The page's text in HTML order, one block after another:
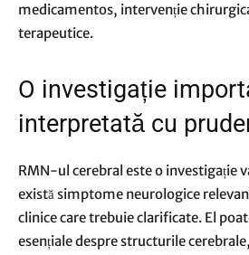
medicamentos, intervenție
terapeutice.
O investigație
interpretată cu
RMN-ul cerebral este o investigație
există simptome neurologice
clinice care trebuie clarificate. El
esențiale despre structurile